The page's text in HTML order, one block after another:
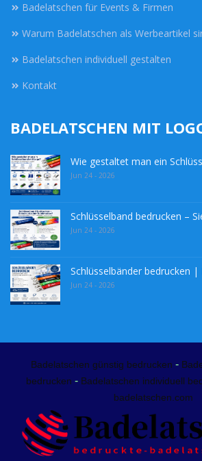
Badelatschen für Events & Firmen
Warum Badelatschen als Werbeartikel
Badelatschen individuell gestalten
Kontakt
BADELATSCHEN MIT
Wie gestaltet man ein
Jun 24 - 2026
Schlüsselband bedrucken –
Jun 24 - 2026
Schlüsselbänder bedrucken
Jun 24 - 2026
Badelatschen günstig bedrucken -
bedrucken - Badelatschen individuell
badelatschen.com